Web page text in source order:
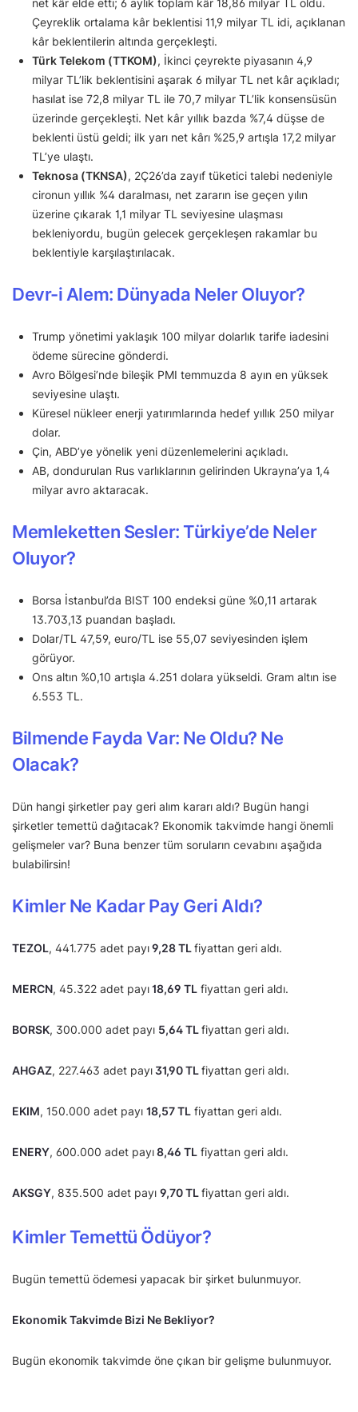
Çeyreklik ortalama kâr beklentisi 11,9 milyar TL idi, açıklanan
kâr beklentilerin altında gerçekleşti.
Türk Telekom (TTKOM), İkinci çeyrekte piyasanın 4,9
milyar TL’lik beklentisini aşarak 6 milyar TL net kâr açıkladı;
hasılat ise 72,8 milyar TL ile 70,7 milyar TL’lik konsensüsün
üzerinde gerçekleşti. Net kâr yıllık bazda %7,4 düşse de
beklenti üstü geldi; ilk yarı net kârı %25,9 artışla 17,2 milyar
TL’ye ulaştı.
Teknosa (TKNSA), 2Ç26’da zayıf tüketici talebi nedeniyle
cironun yıllık %4 daralması, net zararın ise geçen yılın
üzerine çıkarak 1,1 milyar TL seviyesine ulaşması
bekleniyordu, bugün gelecek gerçekleşen rakamlar bu
beklentiyle karşılaştırılacak.
Devr-i Alem: Dünyada Neler Oluyor?
Trump yönetimi yaklaşık 100 milyar dolarlık tarife iadesini
ödeme sürecine gönderdi.
Avro Bölgesi’nde bileşik PMI temmuzda 8 ayın en yüksek
seviyesine ulaştı.
Küresel nükleer enerji yatırımlarında hedef yıllık 250 milyar
dolar.
Çin, ABD’ye yönelik yeni düzenlemelerini açıkladı.
AB, dondurulan Rus varlıklarının gelirinden Ukrayna’ya 1,4
milyar avro aktaracak.
Memleketten Sesler: Türkiye’de Neler
Oluyor?
Borsa İstanbul’da BIST 100 endeksi güne %0,11 artarak
13.703,13 puandan başladı.
Dolar/TL 47,59, euro/TL ise 55,07 seviyesinden işlem
görüyor.
Ons altın %0,10 artışla 4.251 dolara yükseldi. Gram altın ise
6.553 TL.
Bilmende Fayda Var: Ne Oldu? Ne
Olacak?
Dün hangi şirketler pay geri alım kararı aldı? Bugün hangi
şirketler temettü dağıtacak? Ekonomik takvimde hangi önemli
gelişmeler var? Buna benzer tüm soruların cevabını aşağıda
bulabilirsin!
Kimler Ne Kadar Pay Geri Aldı?
TEZOL, 441.775 adet payı9,28 TLfiyattan geri aldı.
MERCN, 45.322 adet payı18,69 TL fiyattan geri aldı.
BORSK, 300.000 adet payı 5,64 TLfiyattan geri aldı.
AHGAZ, 227.463 adet payı31,90 TLfiyattan geri aldı.
EKIM, 150.000 adet payı 18,57 TL fiyattan geri aldı.
ENERY, 600.000 adet payı8,46 TL fiyattan geri aldı.
AKSGY, 835.500 adet payı 9,70 TLfiyattan geri aldı.
Kimler Temettü Ödüyor?
Bugün temettü ödemesi yapacak bir şirket bulunmuyor.
Ekonomik Takvimde Bizi Ne Bekliyor?
Bugün ekonomik takvimde öne çıkan bir gelişme bulunmuyor.